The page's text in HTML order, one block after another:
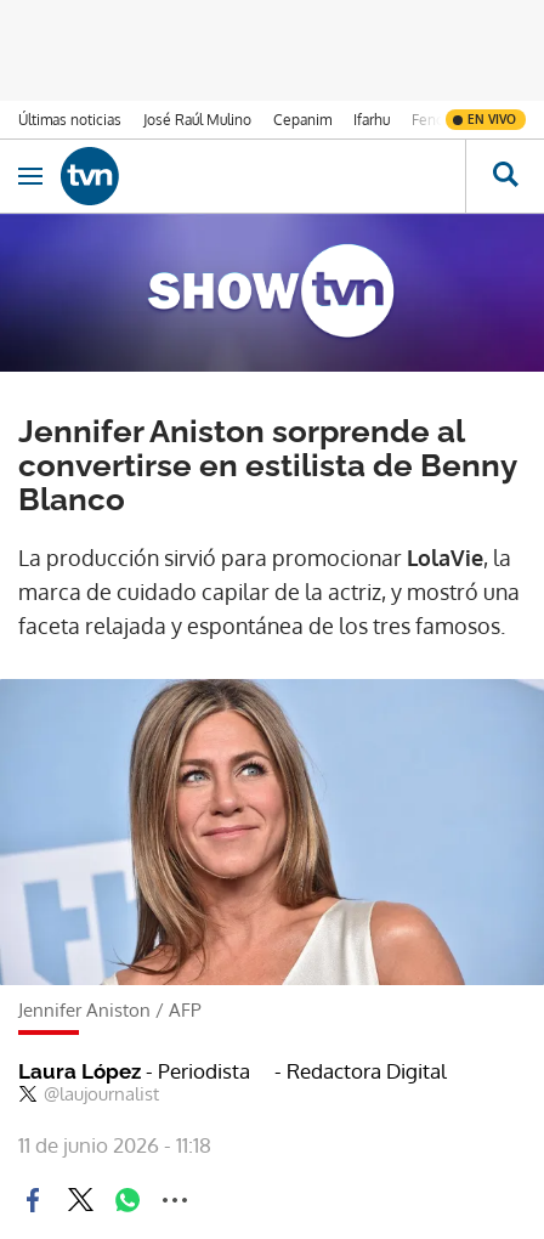
Últimas noticias José Raúl Mulino Cepanim Ifarhu Fenómeno de El
EN VIVO
Ir al contenido
Obrir navegació
Jennifer Aniston sorprende al
convertirse en estilista de Benny
Blanco
La producción sirvió para promocionar LolaVie, la
marca de cuidado capilar de la actriz, y mostró una
faceta relajada y espontánea de los tres famosos.
Jennifer Aniston / AFP
Laura López - Periodista
@laujournalist
- Redactora Digital
11 de junio 2026 - 11:18